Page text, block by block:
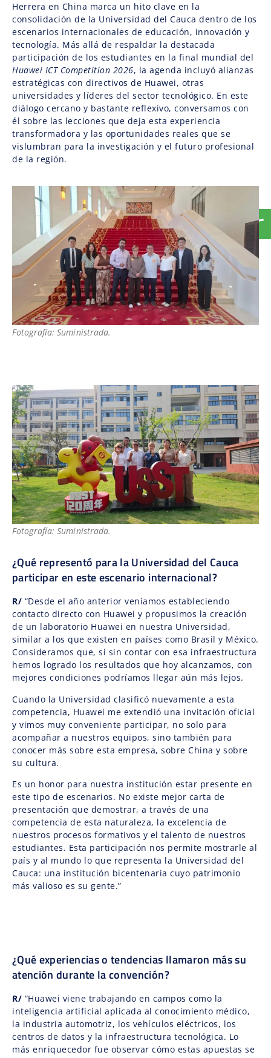
Herrera en China marca un hito clave en la
consolidación de la Universidad del Cauca dentro de los
escenarios internacionales de educación, innovación y
tecnología. Más allá de respaldar la destacada
participación de los estudiantes en la final mundial del
Huawei ICT Competition 2026, la agenda incluyó alianzas
estratégicas con directivos de Huawei, otras
universidades y líderes del sector tecnológico. En este
diálogo cercano y bastante reflexivo, conversamos con
él sobre las lecciones que deja esta experiencia
transformadora y las oportunidades reales que se
vislumbran para la investigación y el futuro profesional
de la región.
Fotografía: Suministrada.
Fotografía: Suministrada.
¿Qué representó para la Universidad del Cauca
participar en este escenario internacional?
R/ “Desde el año anterior veníamos estableciendo
contacto directo con Huawei y propusimos la creación
de un laboratorio Huawei en nuestra Universidad,
similar a los que existen en países como Brasil y México.
Consideramos que, si sin contar con esa infraestructura
hemos logrado los resultados que hoy alcanzamos, con
mejores condiciones podríamos llegar aún más lejos.
Cuando la Universidad clasificó nuevamente a esta
competencia, Huawei me extendió una invitación oficial
y vimos muy conveniente participar, no solo para
acompañar a nuestros equipos, sino también para
conocer más sobre esta empresa, sobre China y sobre
su cultura.
Es un honor para nuestra institución estar presente en
este tipo de escenarios. No existe mejor carta de
presentación que demostrar, a través de una
competencia de esta naturaleza, la excelencia de
nuestros procesos formativos y el talento de nuestros
estudiantes. Esta participación nos permite mostrarle al
país y al mundo lo que representa la Universidad del
Cauca: una institución bicentenaria cuyo patrimonio
más valioso es su gente.”
¿Qué experiencias o tendencias llamaron más su
atención durante la convención?
R/ “Huawei viene trabajando en campos como la
inteligencia artificial aplicada al conocimiento médico,
la industria automotriz, los vehículos eléctricos, los
centros de datos y la infraestructura tecnológica. Lo
más enriquecedor fue observar cómo estas apuestas se